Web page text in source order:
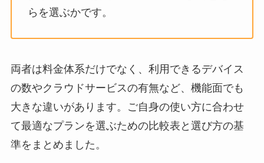
らを選ぶかです。
両者は料金体系だけでなく、利用できるデバイス
の数やクラウドサービスの有無など、機能面でも
大きな違いがあります。ご自身の使い方に合わせ
て最適なプランを選ぶための比較表と選び方の基
準をまとめました。